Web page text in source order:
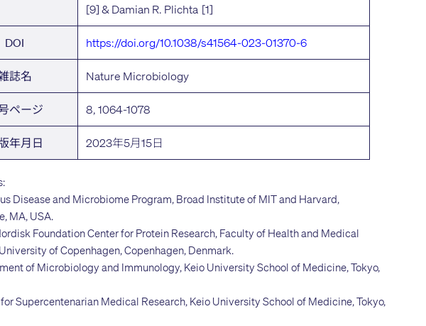
[9] & Damian R. Plichta [1]
DOI https://doi.org/10.1038/s41564-023-01370-6
誌名 Nature Microbiology
ページ 8, 1064-1078
年月日 2023年5月15日
Disease and Microbiome Program, Broad Institute of MIT and Harvard,
MA, USA.
Foundation Center for Protein Research, Faculty of Health and Medical
of Copenhagen, Copenhagen, Denmark.
of Microbiology and Immunology, Keio University School of Medicine, Tokyo,
Supercentenarian Medical Research, Keio University School of Medicine, Tokyo,